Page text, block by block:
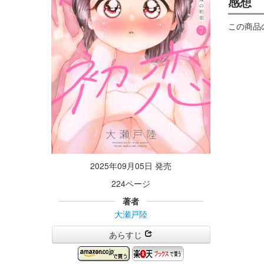
2025年09月05日 発売
224ページ
著者
大瀬戸陸
あらすじ
この商品